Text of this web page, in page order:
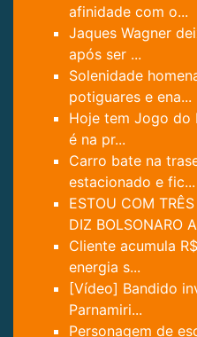
afinidade com o...
Jaques Wagner
após ser ...
Solenidade
potiguares e ena...
Hoje tem Jogo do
é na pr...
Carro bate na
estacionado e fic...
ESTOU COM
DIZ BOLSONARO
Cliente acumula
energia s...
[Vídeo] Bandido
Parnamiri...
Personagem de